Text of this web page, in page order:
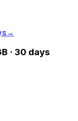
→
· 30 days